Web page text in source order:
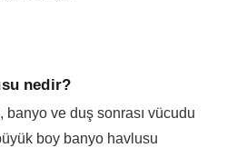
nedir?
ve duş sonrası vücudu
boy banyo havlusu